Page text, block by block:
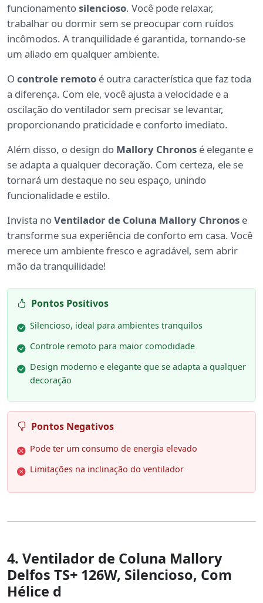
funcionamentosilencioso. Você pode relaxar,
trabalhar ou dormir sem se preocupar com ruídos
incômodos. A tranquilidade é garantida, tornando-se
um aliado em qualquer ambiente.
O controle remoto é outra característica que faz toda
a diferença. Com ele, você ajusta a velocidade e a
oscilação do ventilador sem precisar se levantar,
proporcionando praticidade e conforto imediato.
Além disso, o design do Mallory Chronos é elegante e
se adapta a qualquer decoração. Com certeza, ele se
tornará um destaque no seu espaço, unindo
funcionalidade e estilo.
Invista noVentilador de Coluna Mallory Chronos e
transforme sua experiência de conforto em casa. Você
merece um ambiente fresco e agradável, sem abrir
mão da tranquilidade!
Pontos Positivos
Silencioso, ideal para ambientes tranquilos
Controle remoto para maior comodidade
Design moderno e elegante que se adapta a qualquer
decoração
Pontos Negativos
Pode ter um consumo de energia elevado
Limitações na inclinação do ventilador
4. Ventilador de Coluna Mallory
Delfos TS+ 126W, Silencioso, Com
Hélice d